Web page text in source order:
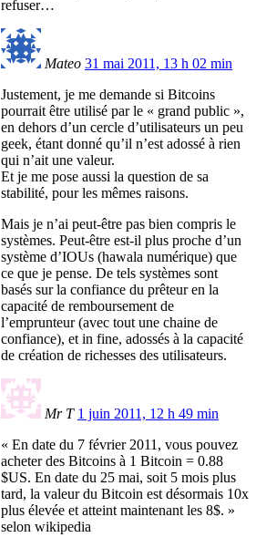
refuser…
Mateo 31 mai 2011, 13 h 02 min
Justement, je me demande si Bitcoins
pourrait être utilisé par le « grand public »,
en dehors d’un cercle d’utilisateurs un peu
geek, étant donné qu’il n’est adossé à rien
qui n’ait une valeur.
Et je me pose aussi la question de sa
stabilité, pour les mêmes raisons.
Mais je n’ai peut-être pas bien compris le
systèmes. Peut-être est-il plus proche d’un
système d’IOUs (hawala numérique) que
ce que je pense. De tels systèmes sont
basés sur la confiance du prêteur en la
capacité de remboursement de
l’emprunteur (avec tout une chaine de
confiance), et in fine, adossés à la capacité
de création de richesses des utilisateurs.
Mr T 1 juin 2011, 12 h 49 min
« En date du 7 février 2011, vous pouvez
acheter des Bitcoins à 1 Bitcoin = 0.88
$US. En date du 25 mai, soit 5 mois plus
tard, la valeur du Bitcoin est désormais 10x
plus élevée et atteint maintenant les 8$. »
selon wikipedia